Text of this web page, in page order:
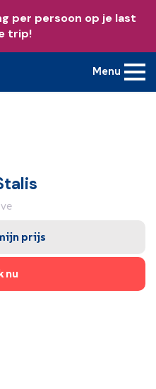
per persoon op je last
trip!
Menu
prijs
nu